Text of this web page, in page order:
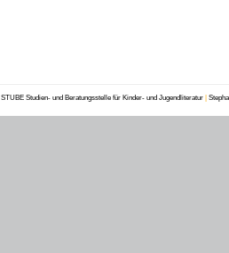
STUBE Studien- und Beratungsstelle für Kinder- und Jugendliteratur